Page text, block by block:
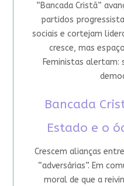
“Bancada Cristã”
partidos
sociais e cortejam
cresce, mas
Feministas alertam:
Bancada
Estado e o
Crescem alianças
“adversárias”. Em
moral de que a